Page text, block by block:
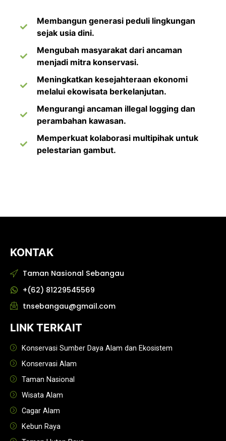
Membangun generasi peduli lingkungan
sejak usia dini.
Mengubah masyarakat dari ancaman
menjadi mitra konservasi.
Meningkatkan kesejahteraan ekonomi
melalui ekowisata berkelanjutan.
Mengurangi ancaman illegal logging dan
perambahan kawasan.
Memperkuat kolaborasi multipihak untuk
pelestarian gambut.
KONTAK
Taman Nasional Sebangau
+(62) 81229545569
tnsebangau@gmail.com
LINK TERKAIT
Konservasi Sumber Daya Alam dan Ekosistem
Konservasi Alam
Taman Nasional
Wisata Alam
Cagar Alam
Kebun Raya